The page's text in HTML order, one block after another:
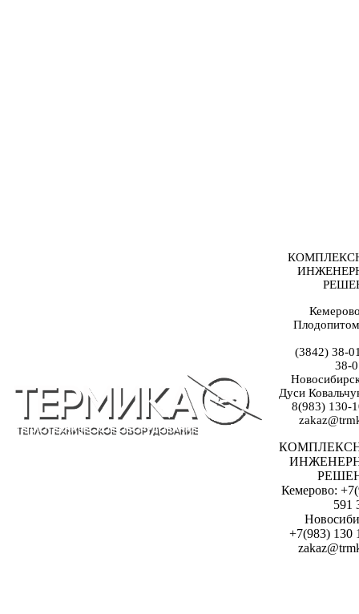
(3842) 38-
38-
Дуси
8(983) 130-
Кемерово:
591
+7(983) 130